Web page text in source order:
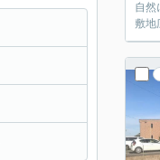
自然
敷地